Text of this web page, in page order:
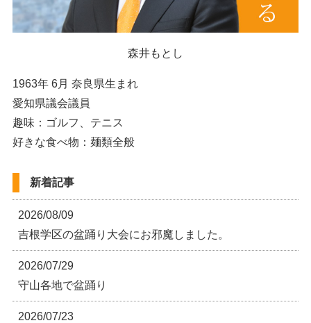
森井もとし
1963年 6月 奈良県生まれ
愛知県議会議員
趣味：ゴルフ、テニス
好きな食べ物：麺類全般
新着記事
2026/08/09
吉根学区の盆踊り大会にお邪魔しました。
2026/07/29
守山各地で盆踊り
2026/07/23